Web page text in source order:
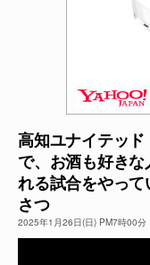
ご
高知ユナイテッ
で、お酒も好き
れる試合をやっ
さつ
2025年1月26日(日) PM7時00分